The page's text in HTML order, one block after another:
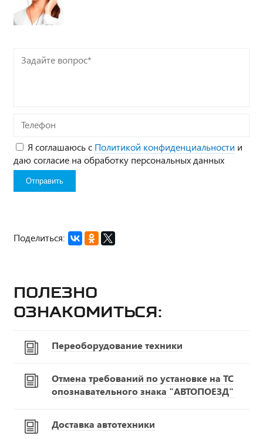
Задайте
вопрос*
Телефон
Я соглашаюсь с Политикой конфиденциальности и
даю согласие на обработку персональных данных
Поделиться:
Полезно
ознакомиться:
Переоборудование техники
Отмена требований по установке на ТС
опознавательного знака "АВТОПОЕЗД"
Доставка автотехники